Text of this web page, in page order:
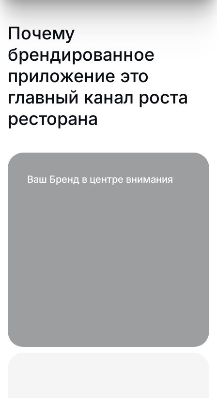
Почему
брендированное
приложение это
главный канал роста
ресторана
Ваш Бренд в центре внимания